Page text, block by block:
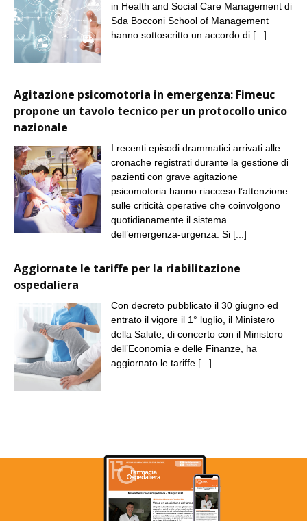
in Health and Social Care Management di
Sda Bocconi School of Management
hanno sottoscritto un accordo di [...]
Agitazione psicomotoria in emergenza: Fimeuc
propone un tavolo tecnico per un protocollo unico
nazionale
I recenti episodi drammatici arrivati alle
cronache registrati durante la gestione di
pazienti con grave agitazione
psicomotoria hanno riacceso l’attenzione
sulle criticità operative che coinvolgono
quotidianamente il sistema
dell’emergenza-urgenza. Si [...]
Aggiornate le tariffe per la riabilitazione
ospedaliera
Con decreto pubblicato il 30 giugno ed
entrato il vigore il 1° luglio, il Ministero
della Salute, di concerto con il Ministero
dell’Economia e delle Finanze, ha
aggiornato le tariffe [...]